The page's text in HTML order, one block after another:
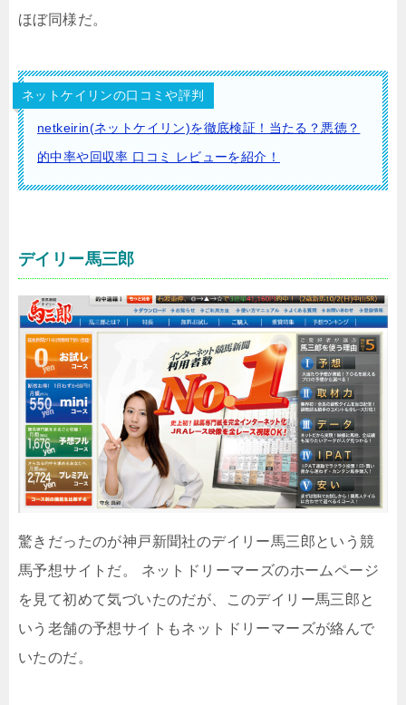
ほぼ同様だ。
ネットケイリンの口コミや評判
netkeirin(ネットケイリン)を徹底検証！当たる？悪徳？
的中率や回収率 口コミ レビューを紹介！
デイリー馬三郎
驚きだったのが神戸新聞社のデイリー馬三郎という競
馬予想サイトだ。 ネットドリーマーズのホームページ
を見て初めて気づいたのだが、このデイリー馬三郎と
いう老舗の予想サイトもネットドリーマーズが絡んで
いたのだ。